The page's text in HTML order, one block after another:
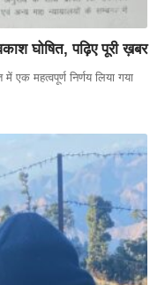
घोषित, पढ़िए पूरी ख़बर
एक महत्वपूर्ण निर्णय लिया गया